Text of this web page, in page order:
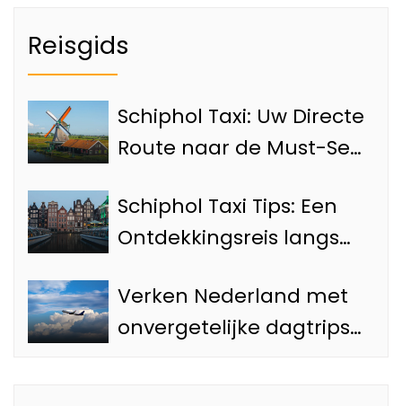
Reisgids
Schiphol Taxi: Uw Directe
Route naar de Must-See
van Amsterdam
Schiphol Taxi Tips: Een
Ontdekkingsreis langs
Amsterdam
Verken Nederland met
onvergetelijke dagtrips